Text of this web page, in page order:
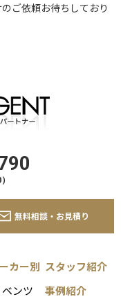
ご依頼お待ちしており
無料相談・お見積り
カー別
ベンツ
スタッフ紹介
事例紹介